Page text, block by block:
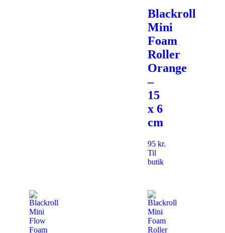
Blackroll
Mini
Foam
Roller
Orange
–
15
x 6
cm
95 kr.
Til
butik